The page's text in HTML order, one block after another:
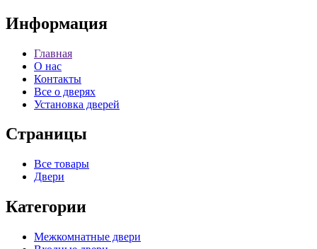
Информация
Главная
О нас
Контакты
Все о дверях
Установка дверей
Страницы
Все товары
Двери
Категории
Межкомнатные двери